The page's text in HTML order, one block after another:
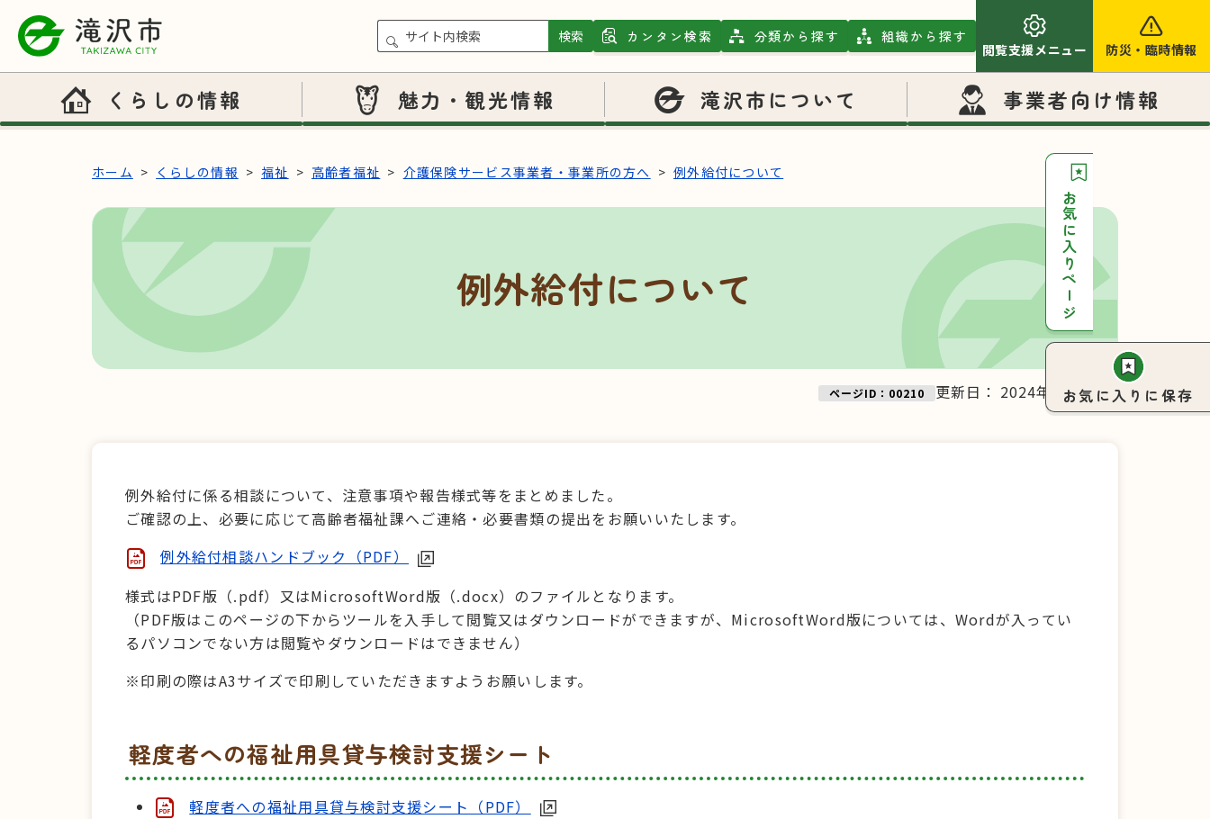
本文へスキップ
検索 カンタン検索 分類から探す 組織から探す
閲覧支援メニュー 防災 ・ 臨時情報
くらしの情報 魅力・観光情報 滝沢市について 事業者向け情報
お気に入りページ
お気に入りに保存
ホーム くらしの情報 福祉 高齢者福祉 介護保険サービス事業者・事業所の方へ 例外給付について
例外給付について
ページID：00210 更新日： 2024年08月06日
例外給付に係る相談について、注意事項や報告様式等をまとめました。
ご確認の上、必要に応じて高齢者福祉課へご連絡・必要書類の提出をお願いいたします。
例外給付相談ハンドブック（PDF）
様式はPDF版（.pdf）又はMicrosoftWord版（.docx）のファイルとなります。
（PDF版はこのページの下からツールを入手して閲覧又はダウンロードができますが、MicrosoftWord版については、Wordが入ってい
るパソコンでない方は閲覧やダウンロードはできません）
※印刷の際はA3サイズで印刷していただきますようお願いします。
軽度者への福祉用具貸与検討支援シート
軽度者への福祉用具貸与検討支援シート（PDF）